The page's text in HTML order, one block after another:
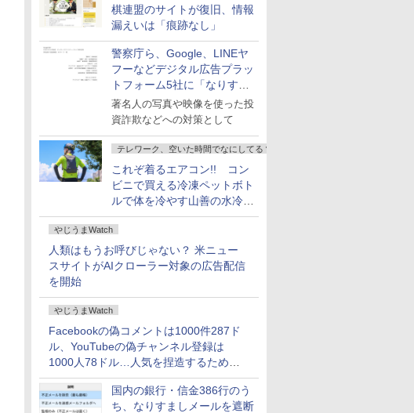
棋連盟のサイトが復旧、情報
漏えいは「痕跡なし」
警察庁ら、Google、LINEヤ
フーなどデジタル広告プラッ
トフォーム5社に「なりすま
し詐欺広告」対策強化を要請
著名人の写真や映像を使った投
資詐欺などへの対策として
テレワーク、空いた時間でなにしてる？
これぞ着るエアコン!! コン
ビニで買える冷凍ペットボト
ルで体を冷やす山善の水冷ベ
ストがロードバイクにちょう
どいい【ぼっち・ざ・ろー
ど！その14】
やじうまWatch
人類はもうお呼びじゃない？ 米ニュー
スサイトがAIクローラー対象の広告配信
を開始
やじうまWatch
Facebookの偽コメントは1000件287ド
ル、YouTubeの偽チャンネル登録は
1000人78ドル…人気を捏造するための
価格リストが公開中
国内の銀行・信金386行のう
ち、なりすましメールを遮断